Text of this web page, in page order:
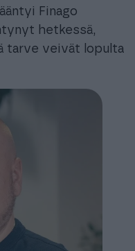
Finago
hetkessä,
tarve veivät lopulta